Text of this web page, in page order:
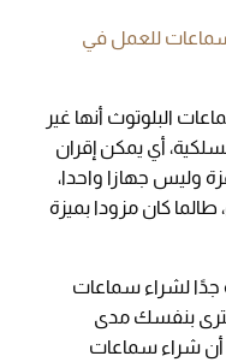
للعمل في
البلوتوث أنها غير
أي يمكن إقران
وليس جهازا واحدا،
كان مزودا بميزة
لشراء سماعات
بنفسك مدى
شراء سماعات